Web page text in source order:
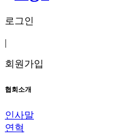
로그인
|
회원가입
협회소개
인사말
연혁